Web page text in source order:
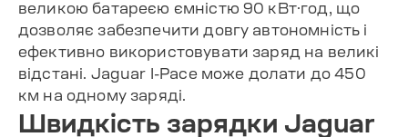
великою батареєю ємністю 90 кВт·год, що
дозволяє забезпечити довгу автономність і
ефективно використовувати заряд на великі
відстані. Jaguar I-Pace може долати до 450
км на одному заряді.
Швидкість зарядки Jaguar